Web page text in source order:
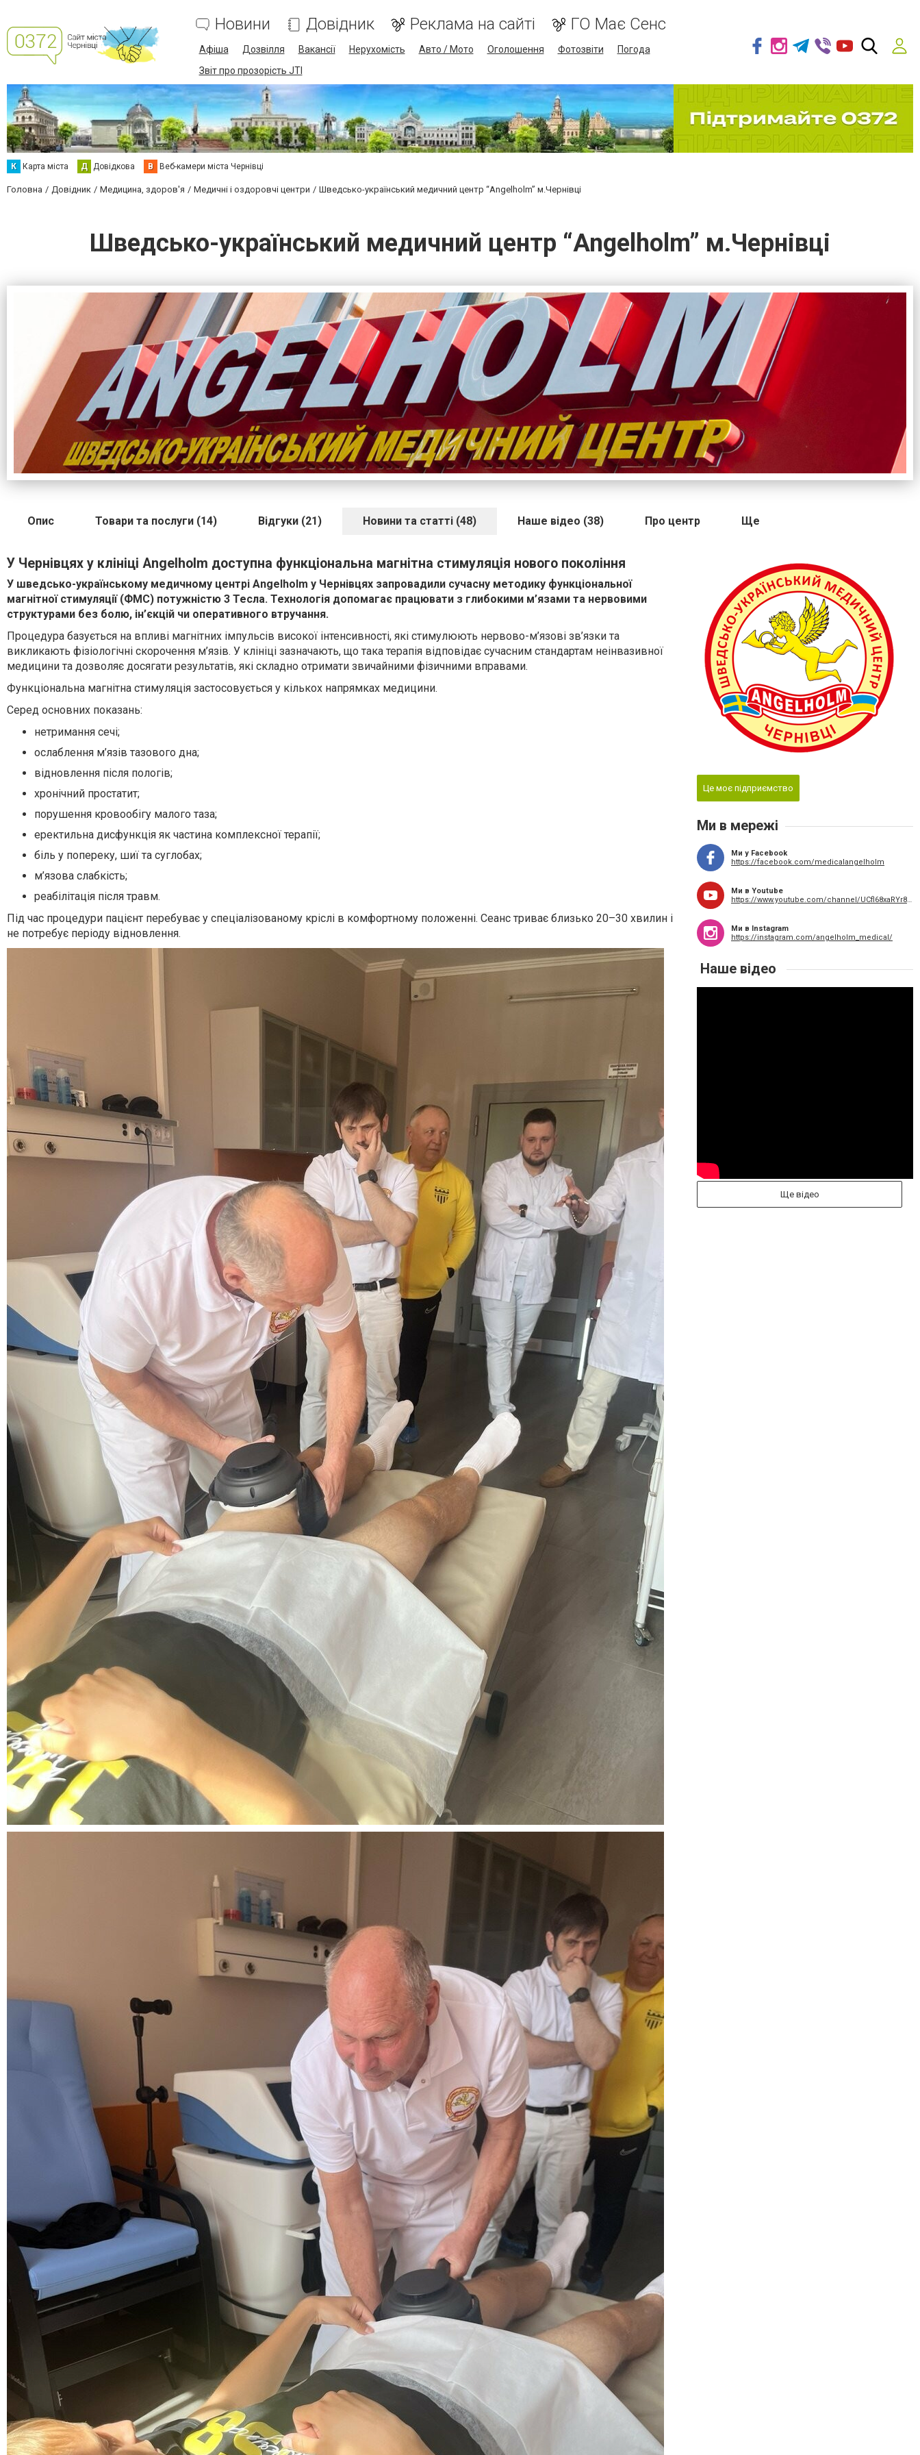
Новини Довідник Реклама на сайті ГО Має Сенс
Афіша Дозвілля Вакансії Нерухомість Авто / Мото Оголошення Фотозвіти
Погода
Звіт про прозорість JTI
К Карта міста Д Довідкова В Веб-камери міста Чернівці
Головна Довідник Медицина, здоров'я Медичні і оздоровчі центри Шведсько-український медичний центр “Angelholm” м.Чернівці
Шведсько-український медичний центр “Angelholm” м.Чернівці
Опис Товари та послуги (14) Відгуки (21) Новини та статті (48) Наше відео (38) Про центр Ще
У Чернівцях у клініці Angelholm доступна функціональна магнітна стимуляція нового покоління
У шведсько-українському медичному центрі Angelholm у Чернівцях запровадили сучасну методику функціональної
магнітної стимуляції (ФМС) потужністю 3 Тесла. Технологія допомагає працювати з глибокими м’язами та нервовими
структурами без болю, ін’єкцій чи оперативного втручання.
Процедура базується на впливі магнітних імпульсів високої інтенсивності, які стимулюють нервово-м’язові зв’язки та
викликають фізіологічні скорочення м’язів. У клініці зазначають, що така терапія відповідає сучасним стандартам неінвазивної
медицини та дозволяє досягати результатів, які складно отримати звичайними фізичними вправами.
Функціональна магнітна стимуляція застосовується у кількох напрямках медицини.
Серед основних показань:
нетримання сечі;
ослаблення м’язів тазового дна;
відновлення після пологів;
хронічний простатит;
порушення кровообігу малого таза;
еректильна дисфункція як частина комплексної терапії;
біль у попереку, шиї та суглобах;
м’язова слабкість;
реабілітація після травм.
Під час процедури пацієнт перебуває у спеціалізованому кріслі в комфортному положенні. Сеанс триває близько 20–30 хвилин і
не потребує періоду відновлення.
Це моє підприємство
Ми в мережі
Ми у Facebook
https://facebook.com/medicalangelholm
Ми в Youtube
https://www.youtube.com/channel/UCfl68xaRYr8UitQ4lUrP8HQ/videos
Ми в Instagram
https://instagram.com/angelholm_medical/
Наше відео
Ще відео